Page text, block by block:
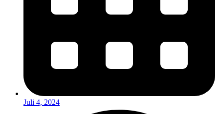
Juli 4, 2024